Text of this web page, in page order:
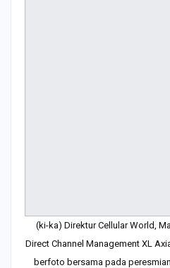
(ki-ka) Direktur Cellular World,
Direct Channel Management XL
berfoto bersama pada